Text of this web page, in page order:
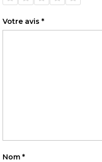
sur 5sur 5sur 5sur 5sur 5
Votre avis *
Nom *